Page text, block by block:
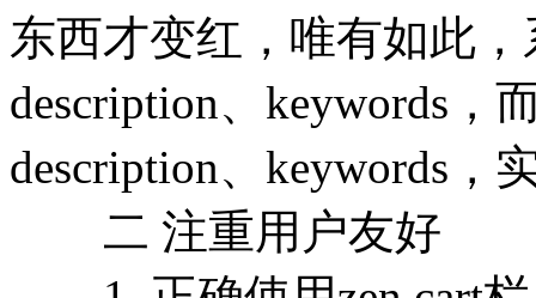
东西才变红，唯有如此
description、keywords，
description、keywords
二 注重用户友好